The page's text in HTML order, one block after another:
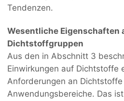
Tendenzen.
Wesentliche Eigenschaften
Dichtstoffgruppen
Aus den in Abschnitt 3
Einwirkungen auf Dichtstoffe
Anforderungen an
Anwendungsbereiche. Das